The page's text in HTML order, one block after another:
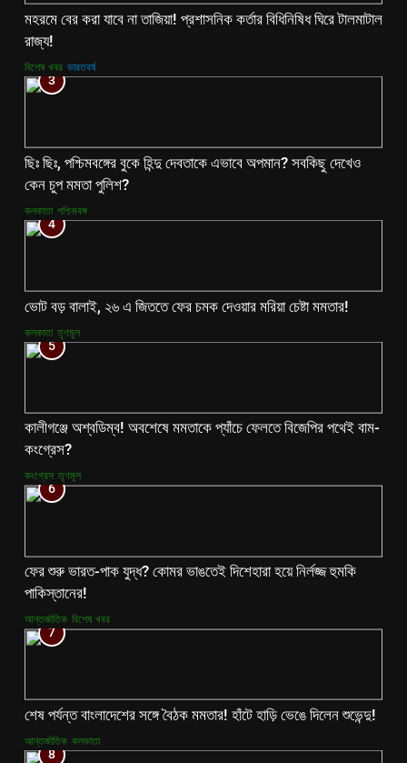
মহরমে বের করা যাবে না তাজিয়া! প্রশাসনিক কর্তার বিধিনিষিধ ঘিরে টালমাটাল
রাজ্য!
বিশেষ খবর ভারতবর্ষ
3
ছিঃ ছিঃ, পশ্চিমবঙ্গের বুকে হিন্দু দেবতাকে এভাবে অপমান? সবকিছু দেখেও
কেন চুপ মমতা পুলিশ?
কলকাতা পশ্চিমবঙ্গ
4
ভোট বড় বালাই, ২৬ এ জিততে ফের চমক দেওয়ার মরিয়া চেষ্টা মমতার!
কলকাতা তৃণমূল
5
কালীগঞ্জে অশ্বডিম্ব! অবশেষে মমতাকে প্যাঁচে ফেলতে বিজেপির পথেই বাম-
কংগ্রেস?
কংগ্রেস তৃণমূল
6
ফের শুরু ভারত-পাক যুদ্ধ? কোমর ভাঙতেই দিশেহারা হয়ে নির্লজ্জ হুমকি
পাকিস্তানের!
আন্তর্জাতিক বিশেষ খবর
7
শেষ পর্যন্ত বাংলাদেশের সঙ্গে বৈঠক মমতার! হাঁটে হাড়ি ভেঙে দিলেন শুভেন্দু!
আন্তর্জাতিক কলকাতা
8